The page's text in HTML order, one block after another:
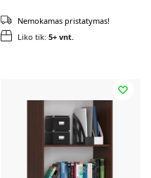
Liko tik: 5+ vnt.
Nemokamas pristatymas!